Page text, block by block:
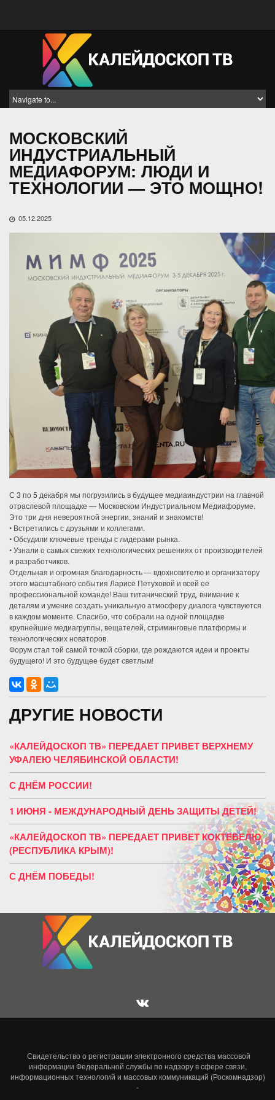
МОСКОВСКИЙ
ИНДУСТРИАЛЬНЫЙ
МЕДИАФОРУМ: ЛЮДИ И
ТЕХНОЛОГИИ — ЭТО МОЩНО!
05.12.2025
С 3 по 5 декабря мы погрузились в будущее медиаиндустрии на главной
отраслевой площадке — Московском Индустриальном Медиафоруме.
Это три дня невероятной энергии, знаний и знакомств!
• Встретились с друзьями и коллегами.
• Обсудили ключевые тренды с лидерами рынка.
• Узнали о самых свежих технологических решениях от производителей
и разработчиков.
Отдельная и огромная благодарность — вдохновителю и организатору
этого масштабного события Ларисе Петуховой и всей ее
профессиональной команде! Ваш титанический труд, внимание к
деталям и умение создать уникальную атмосферу диалога чувствуются
в каждом моменте. Спасибо, что собрали на одной площадке
крупнейшие медиагруппы, вещателей, стриминговые платформы и
технологических новаторов.
Форум стал той самой точкой сборки, где рождаются идеи и проекты
будущего! И это будущее будет светлым!
ДРУГИЕ НОВОСТИ
«КАЛЕЙДОСКОП ТВ» ПЕРЕДАЕТ ПРИВЕТ ВЕРХНЕМУ
УФАЛЕЮ ЧЕЛЯБИНСКОЙ ОБЛАСТИ!
С ДНЁМ РОССИИ!
1 ИЮНЯ - МЕЖДУНАРОДНЫЙ ДЕНЬ ЗАЩИТЫ ДЕТЕЙ!
«КАЛЕЙДОСКОП ТВ» ПЕРЕДАЕТ ПРИВЕТ КОКТЕБЕЛЮ
(РЕСПУБЛИКА КРЫМ)!
С ДНЁМ ПОБЕДЫ!
Свидетельство о регистрации электронного средства массовой
информации Федеральной службы по надзору в сфере связи,
информационных технологий и массовых коммуникаций (Роскомнадзор)
-